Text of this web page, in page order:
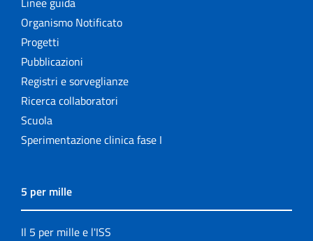
Organismo Notificato
Progetti
Pubblicazioni
Registri e sorveglianze
Ricerca collaboratori
Scuola
Sperimentazione clinica fase I
5 per mille
Il 5 per mille e l'ISS